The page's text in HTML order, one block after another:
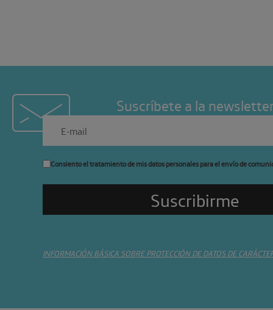
Suscríbete a la
Consiento el tratamiento de mis datos personales para el envío de
INFORMACIÓN BÁSICA SOBRE PROTECCIÓN DE DATOS DE